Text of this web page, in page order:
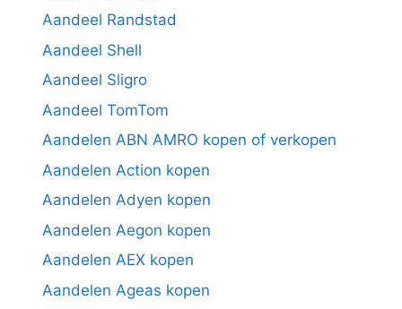
Aandeel Randstad
Aandeel Shell
Aandeel Sligro
Aandeel TomTom
Aandelen ABN AMRO kopen of verkopen
Aandelen Action kopen
Aandelen Adyen kopen
Aandelen Aegon kopen
Aandelen AEX kopen
Aandelen Ageas kopen